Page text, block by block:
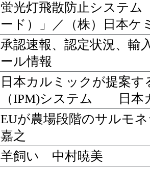
蛍光灯飛散防止システム
ード）」／（株）日本ケ
承認速報、認定状況、輸
ール情報
日本カルミックが提案す
（IPM)システム 日本
EUが農場段階のサルモ
嘉之
羊飼い 中村暁美